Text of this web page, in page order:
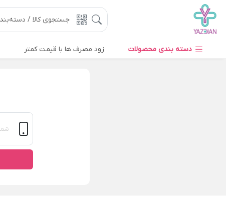
دسته بندی محصولات زود مصرف ها با قیمت کمتر